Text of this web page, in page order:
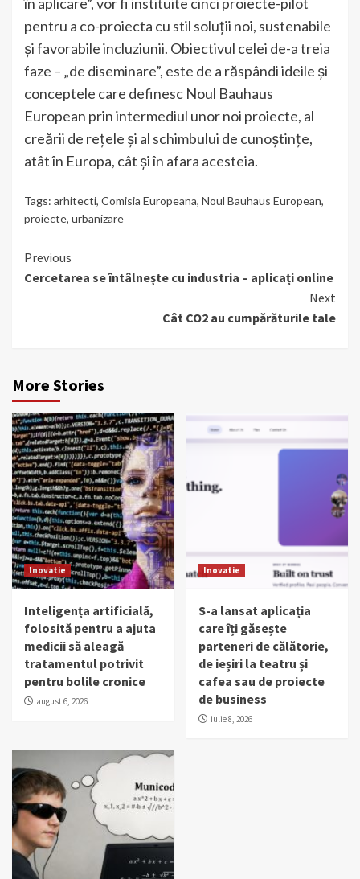
pentru a co-proiecta cu stil soluții noi, sustenabile
și favorabile incluziunii. Obiectivul celei de-a treia
faze – „de diseminare”, este de a răspândi ideile și
conceptele care definesc Noul Bauhaus
European prin intermediul unor noi proiecte, al
creării de rețele și al schimbului de cunoștințe,
atât în Europa, cât și în afara acesteia.
Tags: arhitecti, Comisia Europeana, Noul Bauhaus European,
proiecte, urbanizare
Continue
Reading
Previous
Cercetarea se întâlnește cu industria – aplicați online
Next
Cât CO2 au cumpărăturile tale
More Stories
Inovatie
Inteligența artificială,
folosită pentru a ajuta
medicii să aleagă
tratamentul potrivit
pentru bolile cronice
august 6, 2026
Inovatie
S-a lansat aplicația
care îți găsește
parteneri de călătorie,
de ieșiri la teatru și
cafea sau de proiecte
de business
iulie 8, 2026